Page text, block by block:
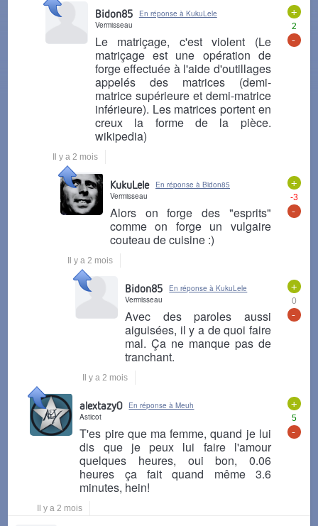
+
2
-
Bidon85
En réponse à KukuLele
Vermisseau
Le matriçage, c'est violent (Le
matriçage est une opération de
forge effectuée à l'aide d'outillages
appelés des matrices (demi-
matrice supérieure et demi-matrice
inférieure). Les matrices portent en
creux la forme de la pièce.
wikipedia)
Il y a 2 mois
+
-3
-
KukuLele
En réponse à Bidon85
Vermisseau
Alors on forge des "esprits"
comme on forge un vulgaire
couteau de cuisine :)
Il y a 2 mois
+
0
-
Bidon85
En réponse à KukuLele
Vermisseau
Avec des paroles aussi
aiguisées, il y a de quoi faire
mal. Ça ne manque pas de
tranchant.
Il y a 2 mois
+
5
-
alextazy0
En réponse à Meuh
Asticot
T'es pire que ma femme, quand je lui
dis que je peux lui faire l'amour
quelques heures, oui bon, 0.06
heures ça fait quand même 3.6
minutes, hein!
Il y a 2 mois